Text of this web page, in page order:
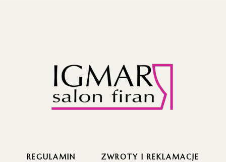
REGULAMIN
ZWROTY I REKLAMACJE